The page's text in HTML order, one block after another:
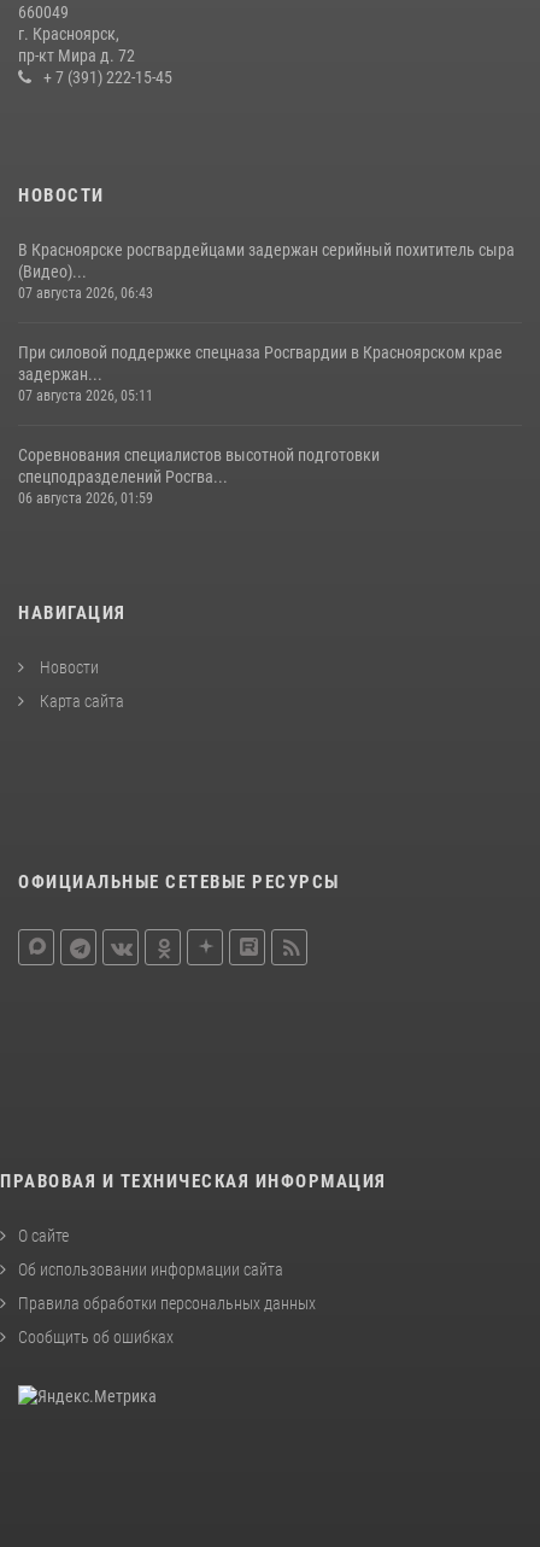
празднования 70-летия города
21 июля 2026, 01:41
660049
г. Красноярск,
пр-кт Мира д. 72
+ 7 (391) 222-15-45
НОВОСТИ
В Красноярске росгвардейцами задержан серийный похититель сыра
(Видео)...
07 августа 2026, 06:43
При силовой поддержке спецназа Росгвардии в Красноярском крае
задержан...
07 августа 2026, 05:11
Соревнования специалистов высотной подготовки
спецподразделений Росгва...
06 августа 2026, 01:59
НАВИГАЦИЯ
Новости
Карта сайта
ОФИЦИАЛЬНЫЕ СЕТЕВЫЕ РЕСУРСЫ
ПРАВОВАЯ И ТЕХНИЧЕСКАЯ ИНФОРМАЦИЯ
О сайте
Об использовании информации сайта
Правила обработки персональных данных
Сообщить об ошибках